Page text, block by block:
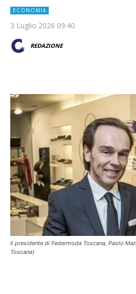
ECONOMIA
3 Luglio 2026 09:40
REDAZIONE
Il presidente di Federmoda Toscana, Paolo
Toscana)